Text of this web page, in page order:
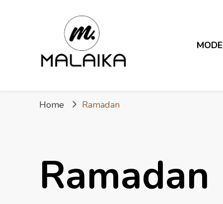
Malaika
MODE
Home Ramadan
Ramadan